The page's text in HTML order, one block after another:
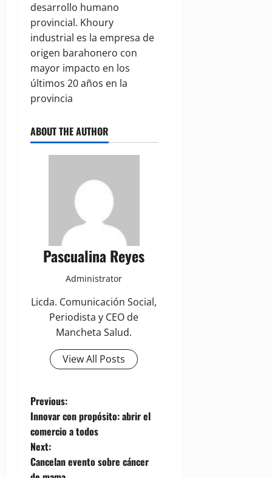
desarrollo humano
provincial. Khoury
industrial es la empresa de
origen barahonero con
mayor impacto en los
últimos 20 años en la
provincia
ABOUT THE AUTHOR
Pascualina Reyes
Administrator
Licda. Comunicación Social,
Periodista y CEO de
Mancheta Salud.
View All Posts
P
o
s
Previous:
Innovar con propósito: abrir el
comercio a todos
Next:
Cancelan evento sobre cáncer